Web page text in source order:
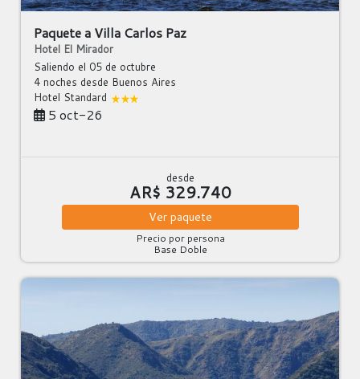
Paquete a Villa Carlos Paz
Hotel El Mirador
Saliendo el 05 de octubre
4 noches desde Buenos Aires
Hotel Standard
5 oct-26
desde
AR$ 329.740
Ver paquete
Precio por persona
Base Doble